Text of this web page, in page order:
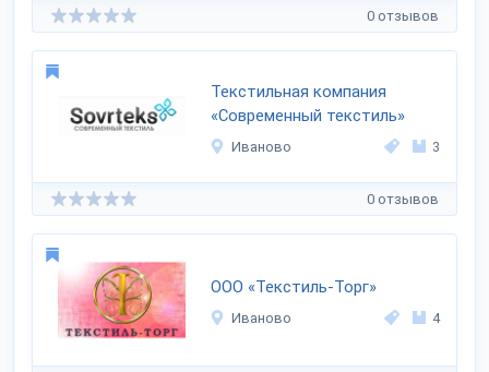
0 отзывов
Текстильная компания
«Современный текстиль»
Иваново 3
0 отзывов
ООО «Текстиль-Торг»
Иваново 4